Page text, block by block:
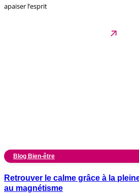
apaiser l’esprit
Blog Bien-être
Retrouver le calme grâce à la
au magnétisme